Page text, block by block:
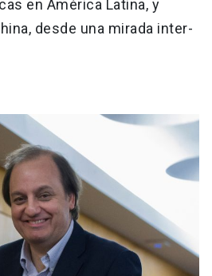
en América Latina, y
desde una mirada inter-